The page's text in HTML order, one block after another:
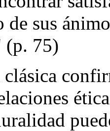
de sus
(p. 75)